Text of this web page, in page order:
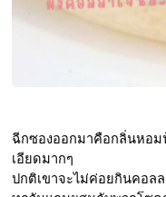
ฉีกซองออกมาคือกลิ่นหอ
เอียดมากๆ
ปกติเขาจะไม่ค่อยกินคอล